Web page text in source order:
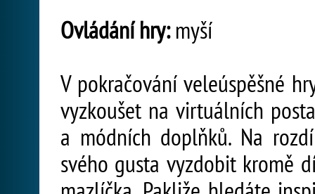
Ovládání hry:myší
V pokračování veleúspěšné
vyzkoušet na virtuálních
a módních doplňků. Na
svého gusta vyzdobit kromě